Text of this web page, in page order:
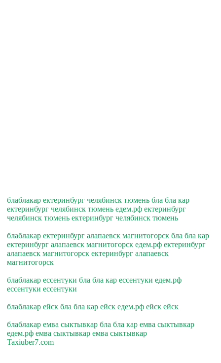
блаблакар ектеринбург челябинск тюмень бла бла кар
ектеринбург челябинск тюмень едем.рф ектеринбург
челябинск тюмень ектеринбург челябинск тюмень
блаблакар ектеринбург алапаевск магнитогорск бла бла кар
ектеринбург алапаевск магнитогорск едем.рф ектеринбург
алапаевск магнитогорск ектеринбург алапаевск
магнитогорск
блаблакар ессентуки бла бла кар ессентуки едем.рф
ессентуки ессентуки
блаблакар ейск бла бла кар ейск едем.рф ейск ейск
блаблакар емва сыктывкар бла бла кар емва сыктывкар
едем.рф емва сыктывкар емва сыктывкар
Taxiuber7.com